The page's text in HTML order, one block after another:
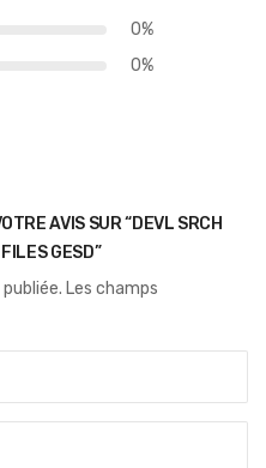
0%
0%
AVIS SUR “DEVL SRCH
GESD”
Les champs